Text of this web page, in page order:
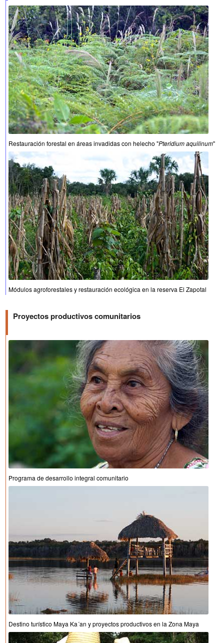
Restauración forestal en áreas invadidas con helecho "Pteridium aquilinum"
Módulos agroforestales y restauración ecológica en la reserva El Zapotal
Proyectos productivos comunitarios
Programa de desarrollo integral comunitario
Destino turístico Maya Ka´an y proyectos productivos en la Zona Maya